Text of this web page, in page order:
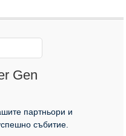
Gen
партньори и
събитие.